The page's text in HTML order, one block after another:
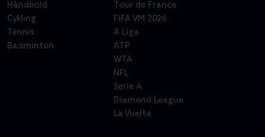
Håndbold
Cykling
Tennis
Badminton
Tour de France
FIFA VM 2026
A Liga
ATP
WTA
NFL
Serie A
Diamond League
La Vuelta